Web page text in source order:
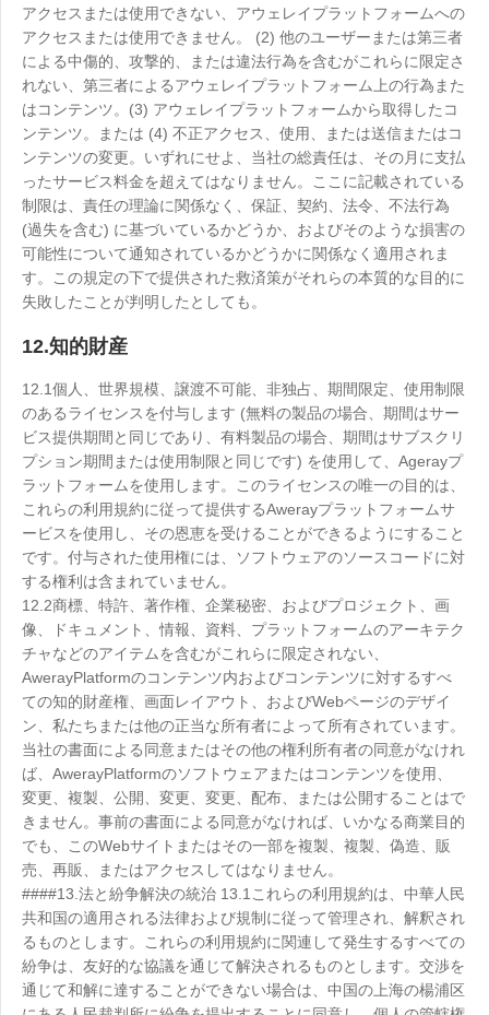
アクセスまたは使用できない、アウェレイプラットフォームへの
アクセスまたは使用できません。 (2) 他のユーザーまたは第三者
による中傷的、攻撃的、または違法行為を含むがこれらに限定さ
れない、第三者によるアウェレイプラットフォーム上の行為また
はコンテンツ。(3) アウェレイプラットフォームから取得したコ
ンテンツ。または (4) 不正アクセス、使用、または送信またはコ
ンテンツの変更。いずれにせよ、当社の総責任は、その月に支払
ったサービス料金を超えてはなりません。ここに記載されている
制限は、責任の理論に関係なく、保証、契約、法令、不法行為
(過失を含む) に基づいているかどうか、およびそのような損害の
可能性について通知されているかどうかに関係なく適用されま
す。この規定の下で提供された救済策がそれらの本質的な目的に
失敗したことが判明したとしても。
12.知的財産
12.1個人、世界規模、譲渡不可能、非独占、期間限定、使用制限
のあるライセンスを付与します (無料の製品の場合、期間はサー
ビス提供期間と同じであり、有料製品の場合、期間はサブスクリ
プション期間または使用制限と同じです) を使用して、Agerayプ
ラットフォームを使用します。このライセンスの唯一の目的は、
これらの利用規約に従って提供するAwerayプラットフォームサ
ービスを使用し、その恩恵を受けることができるようにすること
です。付与された使用権には、ソフトウェアのソースコードに対
する権利は含まれていません。
12.2商標、特許、著作権、企業秘密、およびプロジェクト、画
像、ドキュメント、情報、資料、プラットフォームのアーキテク
チャなどのアイテムを含むがこれらに限定されない、
AwerayPlatformのコンテンツ内およびコンテンツに対するすべ
ての知的財産権、画面レイアウト、およびWebページのデザイ
ン、私たちまたは他の正当な所有者によって所有されています。
当社の書面による同意またはその他の権利所有者の同意がなけれ
ば、AwerayPlatformのソフトウェアまたはコンテンツを使用、
変更、複製、公開、変更、変更、配布、または公開することはで
きません。事前の書面による同意がなければ、いかなる商業目的
でも、このWebサイトまたはその一部を複製、複製、偽造、販
売、再販、またはアクセスしてはなりません。
####13.法と紛争解決の統治 13.1これらの利用規約は、中華人民
共和国の適用される法律および規制に従って管理され、解釈され
るものとします。これらの利用規約に関連して発生するすべての
紛争は、友好的な協議を通じて解決されるものとします。交渉を
通じて和解に達することができない場合は、中国の上海の楊浦区